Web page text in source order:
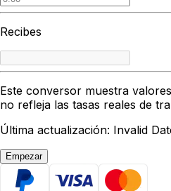
Recibes
Este conversor muestra
no refleja las tasas reales de
Última actualización: Invalid
Empezar